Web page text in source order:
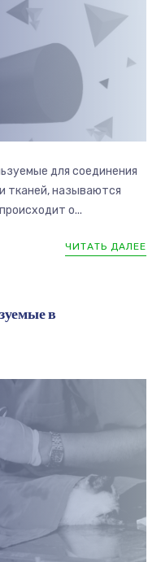
для соединения
тканей, называются
о...
ЧИТАТЬ ДАЛЕЕ
в